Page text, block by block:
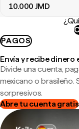
10.000 JMD
PAGOS
Envía y recibe dinero
Divide una cuenta,
mexicano o brasileño.
sorpresivos.
Abre tu cuenta gratis